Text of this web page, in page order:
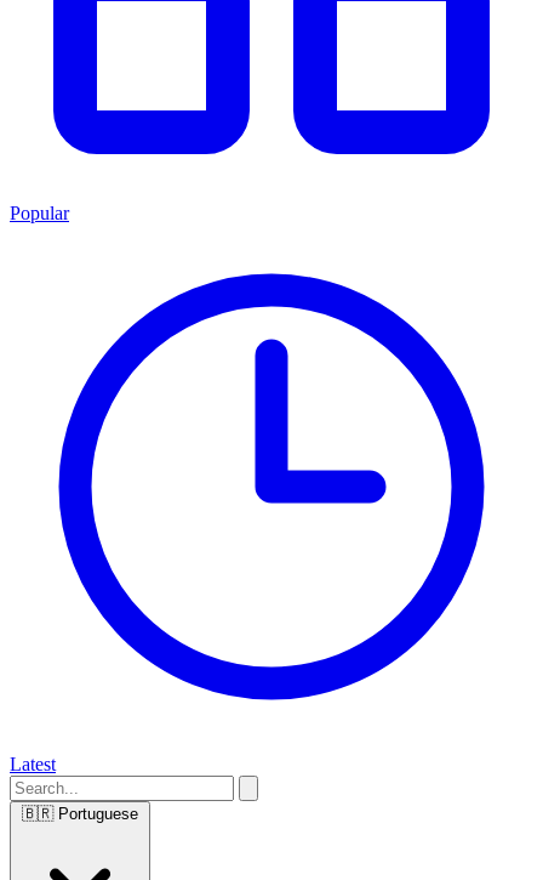
Popular
Latest
🇧🇷 Portuguese